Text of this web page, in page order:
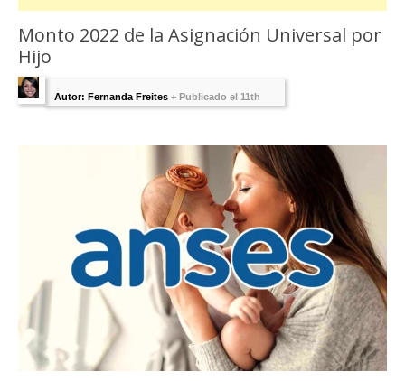
Monto 2022 de la Asignación Universal por
Hijo
Autor: Fernanda Freites + Publicado el 11th